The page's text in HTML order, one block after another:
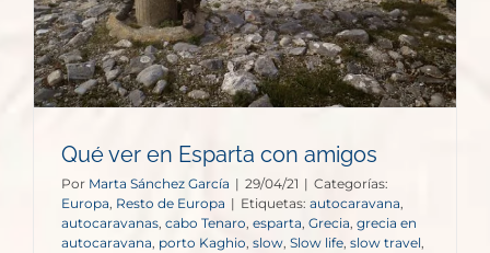
Qué ver en Esparta con amigos
Por Marta Sánchez García | 29/04/21 | Categorías:
Europa, Resto de Europa | Etiquetas: autocaravana,
autocaravanas, cabo Tenaro, esparta, Grecia, grecia en
autocaravana, porto Kaghio, slow, Slow life, slow travel,